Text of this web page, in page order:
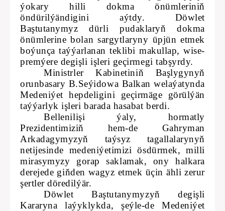
ýokary hilli dokma önümleriniň
öndürilýändigini aýtdy. Döwlet
Baştutanymyz dürli pudaklaryň dokma
önümlerine bolan sargytlaryny üpjün etmek
boýunça taýýarlanan teklibi makullap, wise-
premýere degişli işleri geçirmegi tabşyrdy.
Ministrler Kabinetiniň Başlygynyň
orunbasary B.Seýidowa Balkan welaýatynda
Medeniýet hepdeligini geçirmäge görülýän
taýýarlyk işleri barada hasabat berdi.
Bellenilişi ýaly, hormatly
Prezidentimiziň hem-de Gahryman
Arkadagymyzyň taýsyz tagallalarynyň
netijesinde medeniýetimizi ösdürmek, milli
mirasymyzy gorap saklamak, ony halkara
derejede giňden wagyz etmek üçin ähli zerur
şertler döredilýär.
Döwlet Baştutanymyzyň degişli
Kararyna laýyklykda, şeýle-de Medeniýet